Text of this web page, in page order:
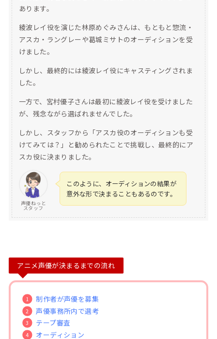
あります。
綾波レイ役を演じた林原めぐみさんは、もともと惣流・
アスカ・ラングレーや葛城ミサトのオーディションを受
けました。
しかし、最終的には綾波レイ役にキャスティングされま
した。
一方で、宮村優子さんは最初に綾波レイ役を受けました
が、残念ながら選ばれませんでした。
しかし、スタッフから「アスカ役のオーディションも受
けてみては？」と勧められたことで挑戦し、最終的にア
スカ役に決まりました。
声優ねっと
スタッフ
このように、オーディションの結果が
意外な形で決まることもあるのです。
アニメ声優が決まるまでの流れ
制作者が声優を募集
声優事務所内で選考
テープ審査
オーディション